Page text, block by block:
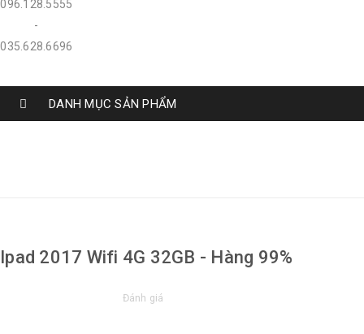
096.128.5555
-
035.628.6696
DANH MỤC SẢN PHẨM
Ipad 2017 Wifi 4G 32GB - Hàng 99%
Đánh giá